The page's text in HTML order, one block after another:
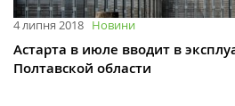
4 липня 2018 Новини
Астарта в июле вводит в
Полтавской области